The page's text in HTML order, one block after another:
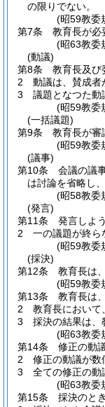
の限りでない。
(昭59教委
第7条
教育長が必
(昭63教委
(動議)
第8条
教育長及び
2
動議は、賛成者
3
議題となつた動
(昭59教委
(一括議題)
第9条
教育長が審
(昭59教委
(議事)
第10条
会議の議
は討論を省略し
(昭58教委
(発言)
第11条
発言しよ
2
一の議題が終ら
(昭59教委
(採決)
第12条
教育長は
(昭59教委
第13条
教育長は
2
教育長において
3
採決の結果は、
(昭63教委
第14条
修正の動
2
修正の動議が数
3
全ての修正の動
(昭63教委
第15条
採決のと